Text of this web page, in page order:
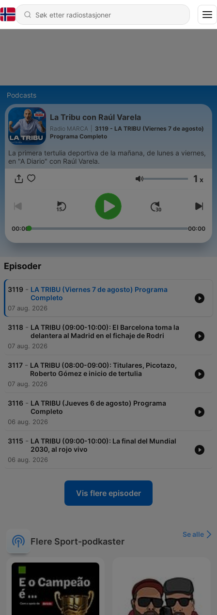
Podcasts
La Tribu con Raúl Varela
Radio MARCA
3119 - LA TRIBU (Viernes 7 de agosto)
Programa Completo
La primera tertulia deportiva de la mañana, de lunes a viernes,
en "A Diario" con Raúl Varela.
Volum 1 x
00:00 00:00
Episoder
3119 - LA TRIBU (Viernes 7 de agosto) Programa
Completo
07 aug. 2026
3118 - LA TRIBU (09:00-10:00): El Barcelona toma la
delantera al Madrid en el fichaje de Rodri
07 aug. 2026
3117 - LA TRIBU (08:00-09:00): Titulares, Picotazo,
Roberto Gómez e inicio de tertulia
07 aug. 2026
3116 - LA TRIBU (Jueves 6 de agosto) Programa
Completo
06 aug. 2026
3115 - LA TRIBU (09:00-10:00): La final del Mundial
2030, al rojo vivo
06 aug. 2026
Vis flere episoder
Flere Sport-podkaster
Se alle